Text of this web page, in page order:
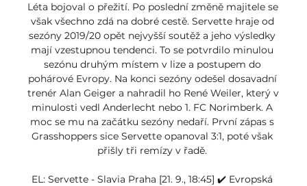
Léta bojoval o přežití. Po poslední změně majitele se
však všechno zdá na dobré cestě. Servette hraje od
sezóny 2019/20 opět nejvyšší soutěž a jeho výsledky
mají vzestupnou tendenci. To se potvrdilo minulou
sezónu druhým místem v lize a postupem do
pohárové Evropy. Na konci sezóny odešel dosavadní
trenér Alan Geiger a nahradil ho René Weiler, který v
minulosti vedl Anderlecht nebo 1. FC Norimberk. A
moc se mu na začátku sezóny nedaří. První zápas s
Grasshoppers sice Servette opanoval 3:1, poté však
přišly tři remízy v řadě.
EL: Servette - Slavia Praha [21. 9., 18:45] ✔️ Evropská